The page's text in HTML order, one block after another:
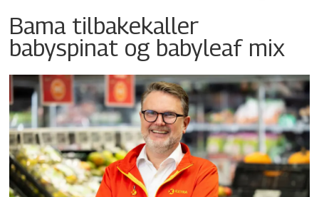
Bama tilbakekaller
babyspinat og babyleaf mix